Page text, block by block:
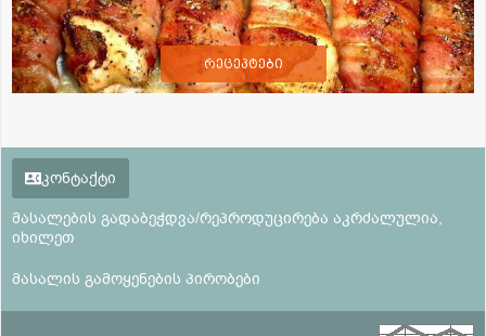
რეცეპტები
კონტაქტი
მასალების გადაბეჭდვა/რეპროდუცირება აკრძალულია,
იხილეთ
მასალის გამოყენების პირობები